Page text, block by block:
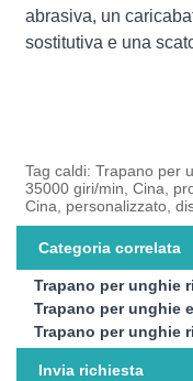
abrasiva, un
sostitutiva e una
Tag caldi: Trapano per
35000 giri/min, Cina,
Cina, personalizzato,
Categoria correlata
Trapano per unghie
Trapano per unghie
Trapano per unghie
Invia richiesta